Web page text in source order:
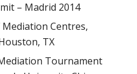
– Madrid 2014
Centres,
TX
Tournament